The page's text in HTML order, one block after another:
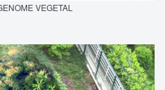
VEGETAL